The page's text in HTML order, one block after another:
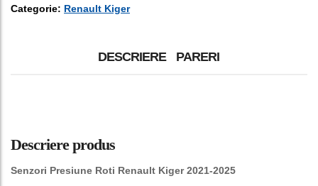
Categorie: Renault Kiger
DESCRIERE PARERI
Descriere produs
Senzori Presiune Roti Renault Kiger 2021-2025